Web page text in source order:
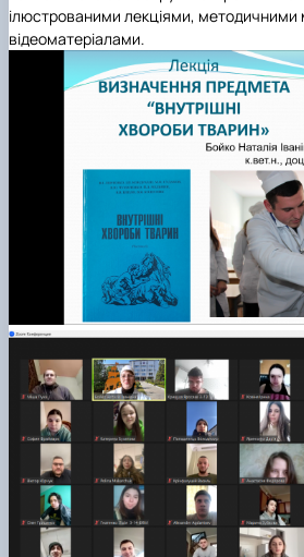
ілюстрованими лекціями, методичними
відеоматеріалами.